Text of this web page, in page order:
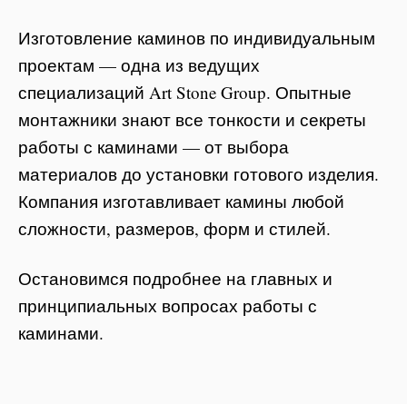
Изготовление каминов по индивидуальным
проектам — одна из ведущих
специализаций Art Stone Group. Опытные
монтажники знают все тонкости и секреты
работы с каминами — от выбора
материалов до установки готового изделия.
Компания изготавливает камины любой
сложности, размеров, форм и стилей.
Остановимся подробнее на главных и
принципиальных вопросах работы с
каминами.